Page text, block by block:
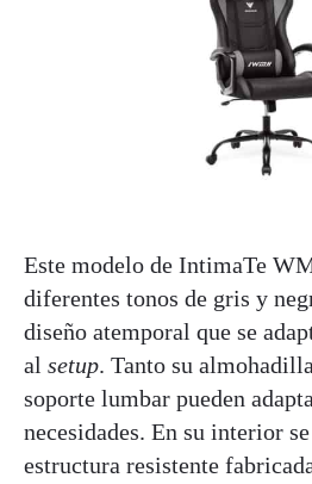
Este modelo de IntimaTe
diferentes tonos de gris y
diseño atemporal que se
al setup. Tanto su
soporte lumbar pueden
necesidades. En su interior
estructura resistente